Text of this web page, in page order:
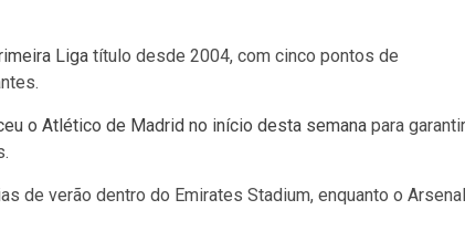
Liga título desde 2004, com cinco pontos de
o Atlético de Madrid no início desta semana para garantir
de verão dentro do Emirates Stadium, enquanto o Arsenal